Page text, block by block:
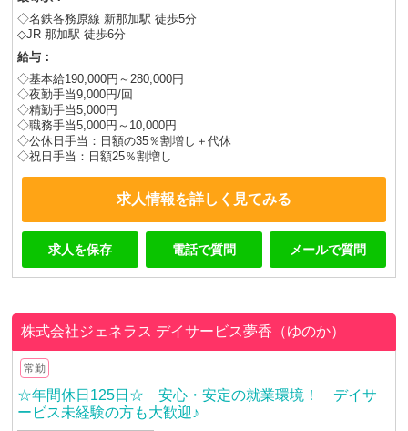
◇名鉄各務原線 新那加駅 徒歩5分
◇JR 那加駅 徒歩6分
給与：
◇基本給190,000円～280,000円
◇夜勤手当9,000円/回
◇精勤手当5,000円
◇職務手当5,000円～10,000円
◇公休日手当：日額の35％割増し＋代休
◇祝日手当：日額25％割増し
求人情報を詳しく見てみる
求人を保存 電話で質問 メールで質問
株式会社ジェネラス デイサービス夢香（ゆのか）
常勤
☆年間休日125日☆ 安心・安定の就業環境！ デイサ
ービス未経験の方も大歓迎♪